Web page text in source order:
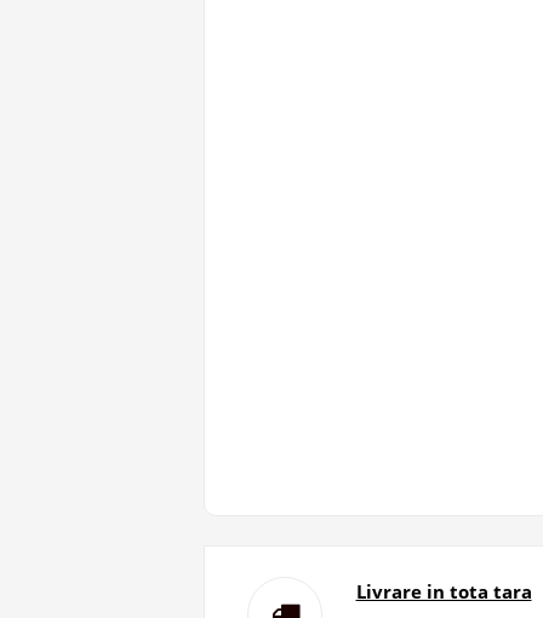
Livrare in tota tara